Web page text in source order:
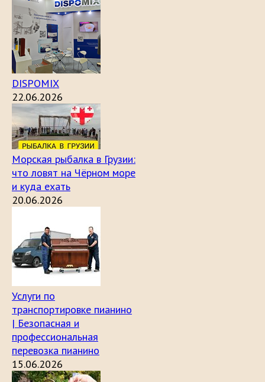
DISPOMIX
22.06.2026
Морская рыбалка в Грузии:
что ловят на Чёрном море
и куда ехать
20.06.2026
Услуги по
транспортировке пианино
| Безопасная и
профессиональная
перевозка пианино
15.06.2026